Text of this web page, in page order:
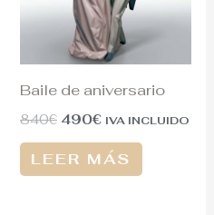
Baile de aniversario
840€ 490€ IVA INCLUIDO
LEER MÁS